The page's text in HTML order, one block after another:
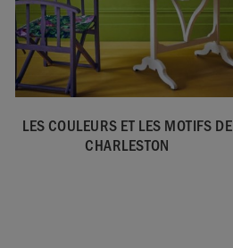
LES COULEURS ET LES MOTIFS DE
CHARLESTON